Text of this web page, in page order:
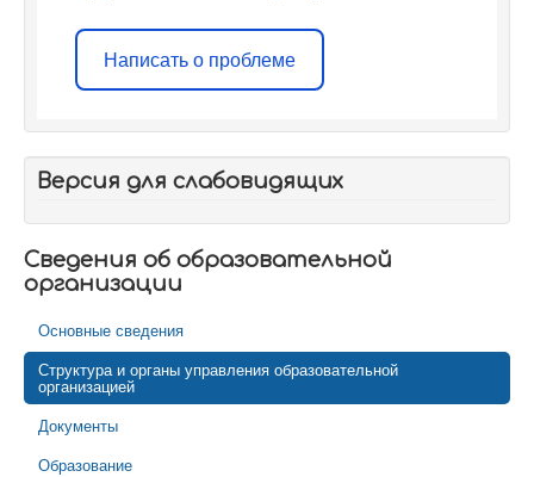
Написать о проблеме
Версия для слабовидящих
Сведения об образовательной
организации
Основные сведения
Структура и органы управления образовательной
организацией
Документы
Образование